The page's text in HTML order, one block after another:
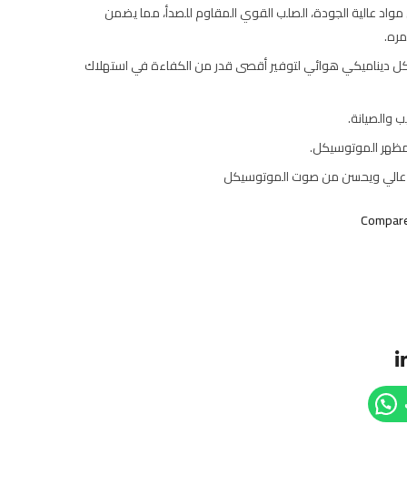
عالية الجودة، الصلب القوي المقاوم للصدأ، مما يضمن
هوائي لتوفير أقصى قدر من الكفاءة في استهلاك
والصيانة.
الموتوسيكل.
ويحسن من صوت الموتوسيكل